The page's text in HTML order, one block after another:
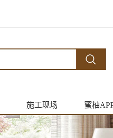
施工现场
施工材料
蜜柚
设